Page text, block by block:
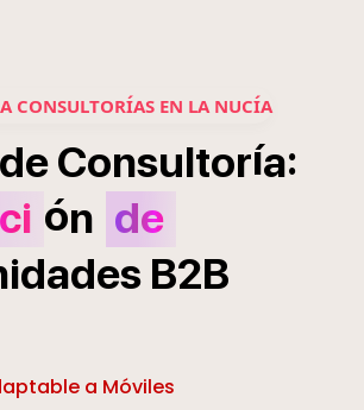
CONSULTORÍAS EN LA NUCÍA
deConsultoría:
ón de
B2B
a Móviles